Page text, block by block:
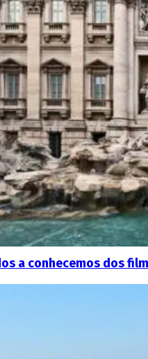
a conhecemos dos